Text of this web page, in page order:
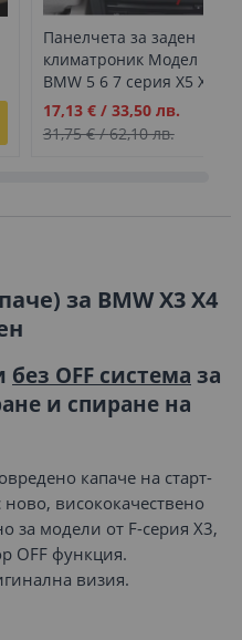
Панелчета за заден
климатроник Модел B за
BMW 5 6 7 серия X5 X6
F11 F06 F07 F01 F02 F15
2019)
Промо
цена
17,13 €/ 33,50 лв.
31,75 €/62,10 лв.
за BMW X3 X4
без OFF система за
и спиране на
капаче на старт-
висококачествено
за модели от F-серия X3,
OFF функция.
визия.